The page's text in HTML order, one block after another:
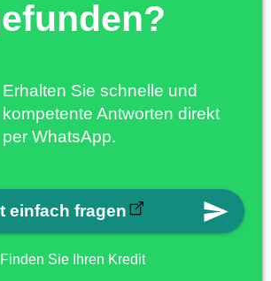
Erhalten Sie schnelle und
kompetente Antworten direkt
per WhatsApp.
einfach fragen
Finden Sie Ihren Kredit